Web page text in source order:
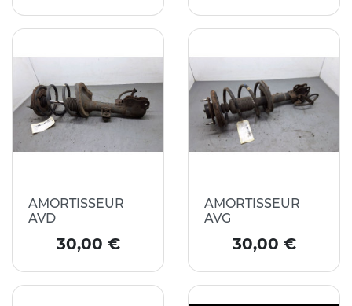
AMORTISSEUR
AVD
Prix
30,00 €
AMORTISSEUR
AVG
Prix
30,00 €